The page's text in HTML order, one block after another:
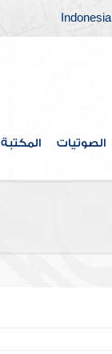
Indonesia
الصوتيات المكتبة